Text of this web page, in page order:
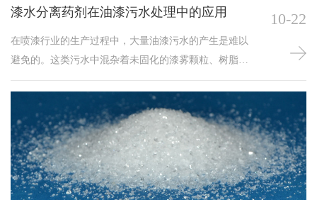
漆水分离药剂在油漆污水处理中的应用
在喷漆行业的生产过程中，大量油漆污水的产生是难以
避免的。这类污水中混杂着未固化的漆雾颗粒、树脂、
溶剂以及各类添加剂，具有成分复杂、稳定性强且黏性
高的特点。若直接排放或处理不当，不仅会对土壤、水
体等自然环境造成污染，还会堵塞处理设备管道，影响
企业生产的正常运转。漆水分离药剂作为针对油漆污水
特性药剂，凭借其有效的分离能力，成为解决油漆污水
处理难题的关键手段，在生产保障中发挥着重要作用。
漆水
10-22